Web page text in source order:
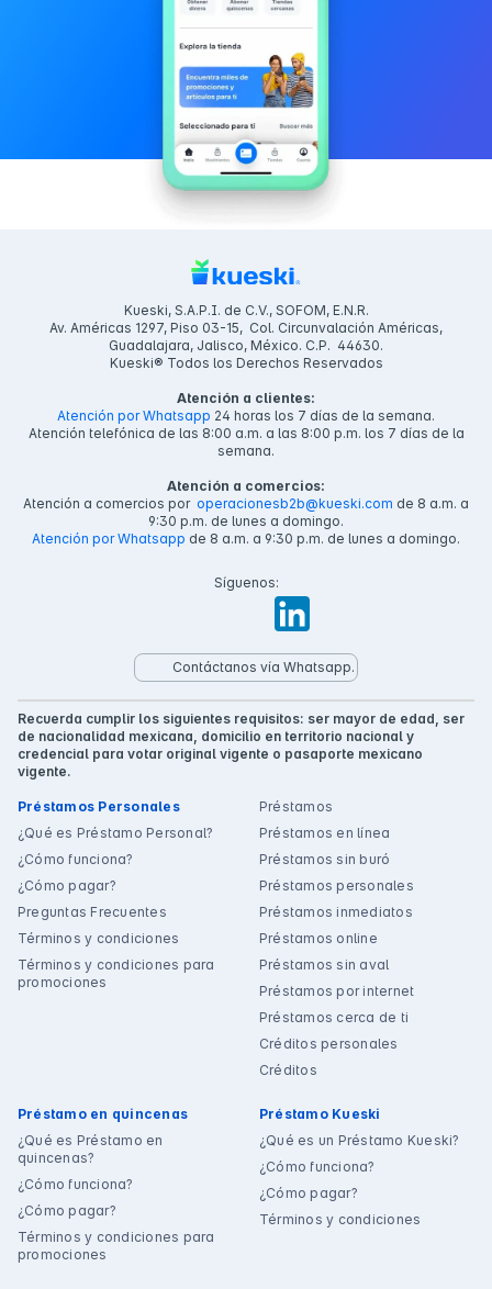
Kueski, S.A.P.I. de C.V., SOFOM, E.N.R.
Av. Américas 1297, Piso 03-15, Col. Circunvalación Américas,
Guadalajara, Jalisco, México. C.P. 44630.
Kueski® Todos los Derechos Reservados
Atención a clientes:
Atención por Whatsapp 24 horas los 7 días de la semana.
Atención telefónica de las 8:00 a.m. a las 8:00 p.m. los 7 días de la
semana.
Atención a comercios:
Atención a comercios por operacionesb2b@kueski.com de 8 a.m. a
9:30 p.m. de lunes a domingo.
Atención por Whatsapp de 8 a.m. a 9:30 p.m. de lunes a domingo.
Síguenos:
Contáctanos vía Whatsapp.
Recuerda cumplir los siguientes requisitos: ser mayor de edad, ser
de nacionalidad mexicana, domicilio en territorio nacional y
credencial para votar original vigente o pasaporte mexicano
vigente.
Préstamos Personales
¿Qué es Préstamo Personal?
¿Cómo funciona?
¿Cómo pagar?
Preguntas Frecuentes
Términos y condiciones
Términos y condiciones para
promociones
Préstamos
Préstamos en línea
Préstamos sin buró
Préstamos personales
Préstamos inmediatos
Préstamos online
Préstamos sin aval
Préstamos por internet
Préstamos cerca de ti
Créditos personales
Créditos
Préstamo en quincenas
¿Qué es Préstamo en
quincenas?
¿Cómo funciona?
¿Cómo pagar?
Términos y condiciones para
promociones
Préstamo Kueski
¿Qué es un Préstamo Kueski?
¿Cómo funciona?
¿Cómo pagar?
Términos y condiciones